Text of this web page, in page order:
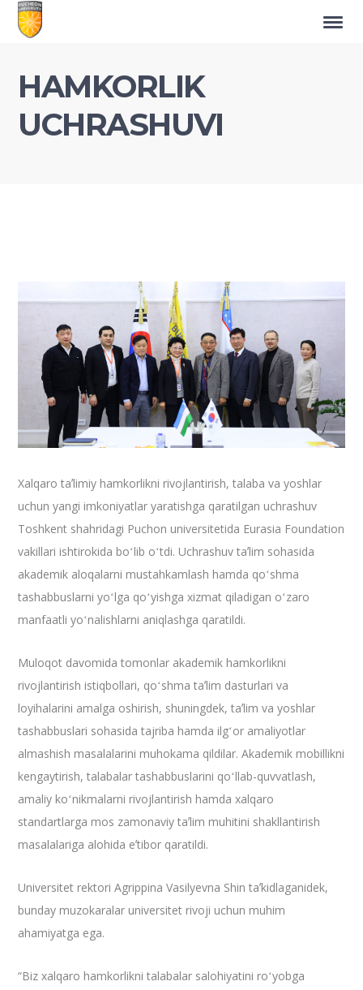
HAMKORLIK
UCHRASHUVI
Xalqaro taʼlimiy hamkorlikni rivojlantirish, talaba va yoshlar
uchun yangi imkoniyatlar yaratishga qaratilgan uchrashuv
Toshkent shahridagi Puchon universitetida Eurasia Foundation
vakillari ishtirokida boʻlib oʻtdi. Uchrashuv taʼlim sohasida
akademik aloqalarni mustahkamlash hamda qoʻshma
tashabbuslarni yoʻlga qoʻyishga xizmat qiladigan oʻzaro
manfaatli yoʻnalishlarni aniqlashga qaratildi.
Muloqot davomida tomonlar akademik hamkorlikni
rivojlantirish istiqbollari, qoʻshma taʼlim dasturlari va
loyihalarini amalga oshirish, shuningdek, taʼlim va yoshlar
tashabbuslari sohasida tajriba hamda ilgʻor amaliyotlar
almashish masalalarini muhokama qildilar. Akademik mobillikni
kengaytirish, talabalar tashabbuslarini qoʻllab-quvvatlash,
amaliy koʻnikmalarni rivojlantirish hamda xalqaro
standartlarga mos zamonaviy taʼlim muhitini shakllantirish
masalalariga alohida eʼtibor qaratildi.
Universitet rektori Agrippina Vasilyevna Shin taʼkidlaganidek,
bunday muzokaralar universitet rivoji uchun muhim
ahamiyatga ega.
“Biz xalqaro hamkorlikni talabalar salohiyatini roʻyobga